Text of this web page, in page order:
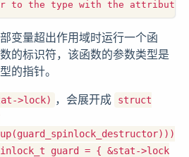
变量超出作用域时运行一个函
的标识符，该函数的参数类型是
的指针。
>lock) ，会展开成
struct
guard = { &stat->lock